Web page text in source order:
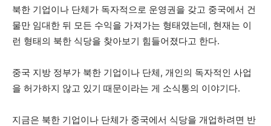
북한 기업이나 단체가 독자적으로 운영권을 갖고 중국에서 건
물만 임대한 뒤 모든 수익을 가져가는 형태였는데, 현재는 이
런 형태의 북한 식당을 찾아보기 힘들어졌다고 한다.
중국 지방 정부가 북한 기업이나 단체, 개인의 독자적인 사업
을 허가하지 않고 있기 때문이라는 게 소식통의 이야기다.
지금은 북한 기업이나 단체가 중국에서 식당을 개업하려면 반